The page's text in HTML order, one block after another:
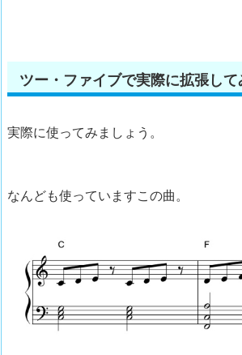
ツー・ファイブで実際に拡張して
実際に使ってみましょう。
なんども使っていますこの曲。